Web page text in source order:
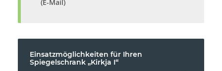
(E-Mail)
Einsatzmöglichkeiten für Ihren
Spiegelschrank „Kirkja I“